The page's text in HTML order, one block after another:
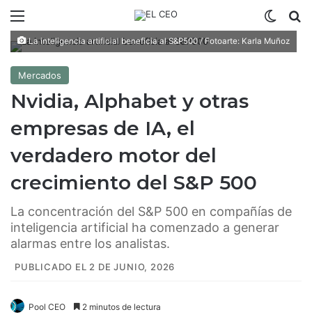
La inteligencia artificial beneficia al S&P500 / Fotoarte: Karla Muñoz
Mercados
Nvidia, Alphabet y otras
empresas de IA, el
verdadero motor del
crecimiento del S&P 500
La concentración del S&P 500 en compañías de
inteligencia artificial ha comenzado a generar
alarmas entre los analistas.
PUBLICADO EL 2 DE JUNIO, 2026
Pool CEO 2 minutos de lectura